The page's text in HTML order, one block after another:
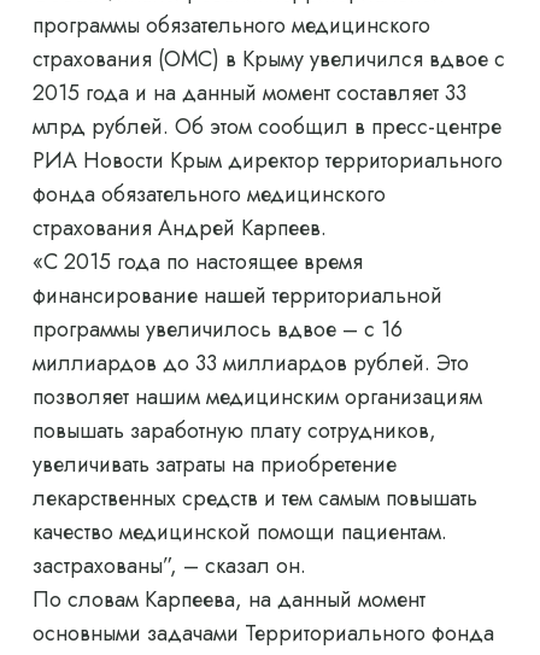
программы обязательного медицинского
страхования (ОМС) в Крыму увеличился вдвое с
2015 года и на данный момент составляет 33
млрд рублей. Об этом сообщил в пресс-центре
РИА Новости Крым директор территориального
фонда обязательного медицинского
страхования Андрей Карпеев.
«С 2015 года по настоящее время
финансирование нашей территориальной
программы увеличилось вдвое – с 16
миллиардов до 33 миллиардов рублей. Это
позволяет нашим медицинским организациям
повышать заработную плату сотрудников,
увеличивать затраты на приобретение
лекарственных средств и тем самым повышать
качество медицинской помощи пациентам.
застрахованы”, – сказал он.
По словам Карпеева, на данный момент
основными задачами Территориального фонда